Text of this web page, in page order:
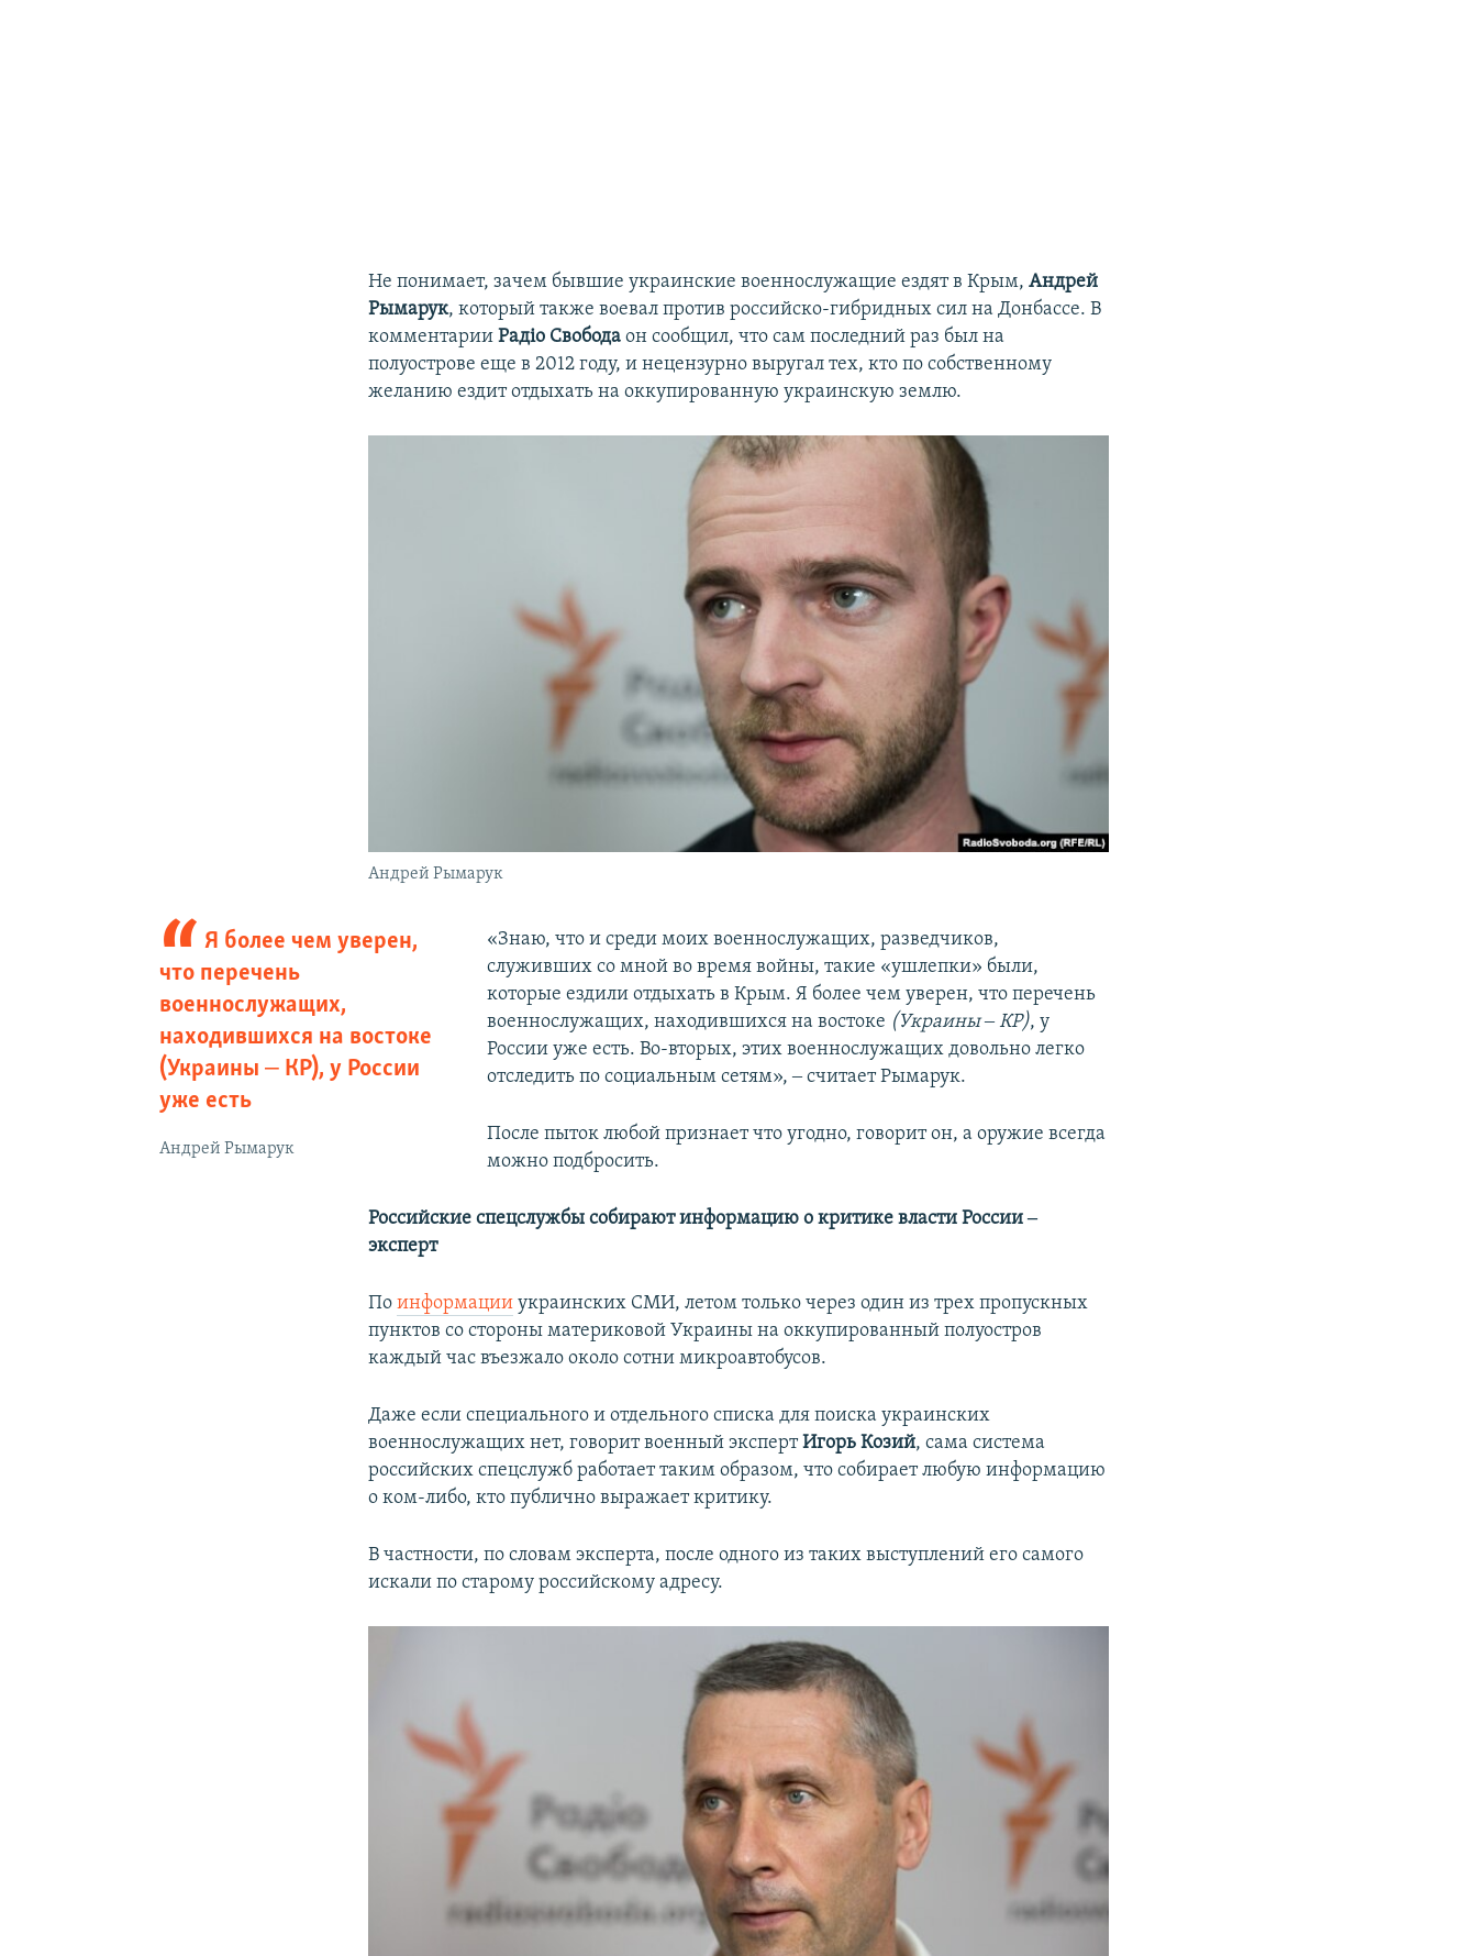
Не понимает, зачем бывшие украинские военнослужащие ездят в Крым,Андрей
Рымарук, который также воевал против российско-гибридных сил на Донбассе. В
комментарии Радіо Свобода он сообщил, что сам последний раз был на
полуострове еще в 2012 году, и нецензурно выругал тех, кто по собственному
желанию ездит отдыхать на оккупированную украинскую землю.
Андрей Рымарук
Я более чем уверен,
что перечень
военнослужащих,
находившихся на востоке
(Украины ‒ КР), у России
уже есть
Андрей Рымарук
​«Знаю, что и среди моих военнослужащих, разведчиков,
служивших со мной во время войны, такие «ушлепки» были,
которые ездили отдыхать в Крым. Я более чем уверен, что перечень
военнослужащих, находившихся на востоке (Украины ‒ КР), у
России уже есть. Во-вторых, этих военнослужащих довольно легко
отследить по социальным сетям», ‒ считает Рымарук.
После пыток любой признает что угодно, говорит он, а оружие всегда
можно подбросить.
Российские спецслужбы собирают информацию о критике власти России‒
эксперт
Поинформации украинских СМИ, летом только через один из трех пропускных
пунктов со стороны материковой Украины на оккупированный полуостров
каждый час въезжало около сотни микроавтобусов.
Даже если специального и отдельного списка для поиска украинских
военнослужащих нет, говорит военный экспертИгорь Козий, сама система
российских спецслужб работает таким образом, что собирает любую информацию
о ком-либо, кто публично выражает критику.
В частности, по словам эксперта, после одного из таких выступлений его самого
искали по старому российскому адресу.